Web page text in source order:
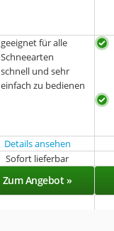
geeignet für alle
Schneearten
schnell und sehr
einfach zu bedienen
Details ansehen
Sofort lieferbar
Zum Angebot »